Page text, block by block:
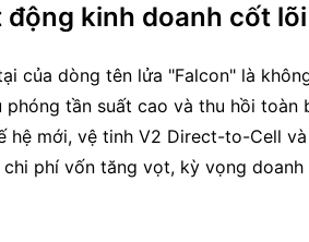
kinh doanh cốt
của dòng tên lửa "Falcon" là
tần suất cao và thu hồi toàn
hệ mới, vệ tinh V2 Direct-to-Cell
phí vốn tăng vọt, kỳ vọng doanh